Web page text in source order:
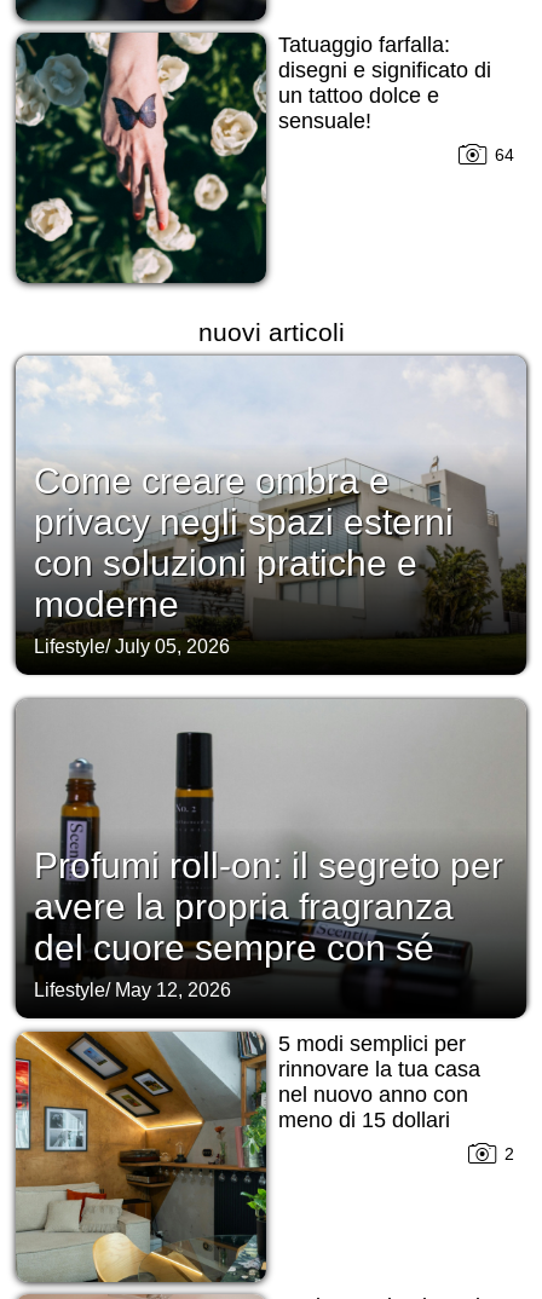
Tatuaggio farfalla:
disegni e significato di
un tattoo dolce e
sensuale!
64
nuovi articoli
Come creare ombra e
privacy negli spazi esterni
con soluzioni pratiche e
moderne
Lifestyle/July 05, 2026
Profumi roll-on: il segreto per
avere la propria fragranza
del cuore sempre con sé
Lifestyle/ May 12, 2026
5 modi semplici per
rinnovare la tua casa
nel nuovo anno con
meno di 15 dollari
2